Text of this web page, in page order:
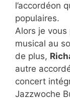
l’accordéon
populaires.
Alors je
musical au
de plus,
autre
concert
Jazzwoche